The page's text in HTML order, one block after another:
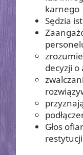
karnego
Sędzia
decyzji o
Głos
restytucji